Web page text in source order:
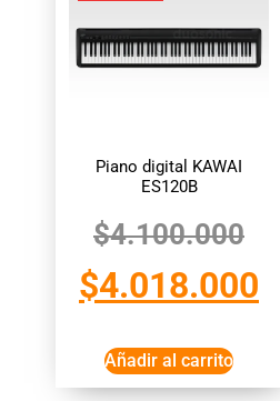
Piano digital KAWAI
ES120B
$4.100.000
$4.018.000
Añadir al carrito